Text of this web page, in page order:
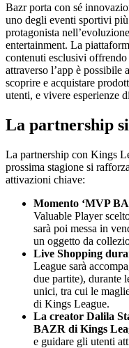
Bazr porta con sé
uno degli eventi sportivi
protagonista
entertainment. La
contenuti esclusivi offrendo
attraverso l’app è possibile
scoprire e acquistare
utenti, e vivere esperienze
La partnership
La partnership con Kings
prossima stagione si
attivazioni chiave:
Momento ‘MVP
Valuable Player
sarà poi messa in
un oggetto da
Live Shopping
League sarà
due partite), durante
unici, tra cui le
di Kings League.
La creator Dalila
BAZR di Kings
e guidare gli utenti